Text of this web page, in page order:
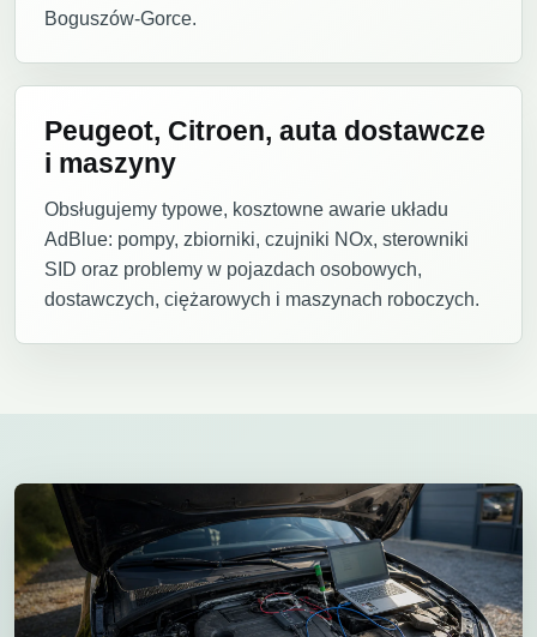
Boguszów-Gorce.
Peugeot, Citroen, auta dostawcze
i maszyny
Obsługujemy typowe, kosztowne awarie układu
AdBlue: pompy, zbiorniki, czujniki NOx, sterowniki
SID oraz problemy w pojazdach osobowych,
dostawczych, ciężarowych i maszynach roboczych.